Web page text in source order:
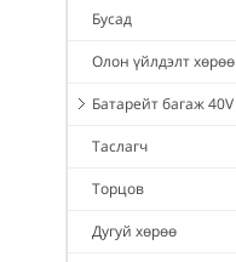
Бусад
Олон үйлдэлт хөрөө
Батарейт багаж 40V
Таслагч
Торцов
Дугуй хөрөө